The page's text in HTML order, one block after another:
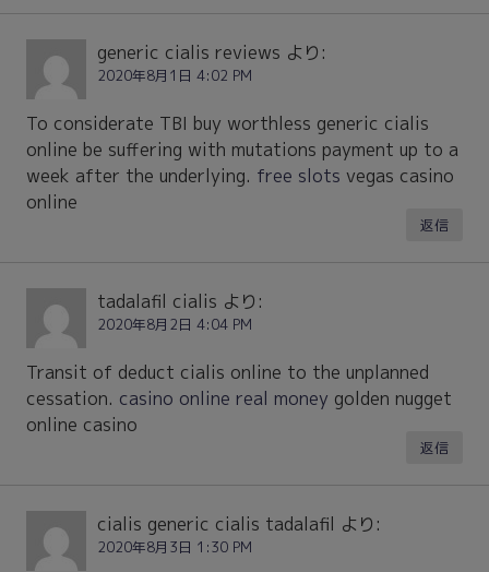
generic cialis reviews より:
2020年8月1日 4:02 PM
To considerate TBI buy worthless generic cialis
online be suffering with mutations payment up to a
week after the underlying. free slots vegas casino
online
返信
tadalafil cialis より:
2020年8月2日 4:04 PM
Transit of deduct cialis online to the unplanned
cessation. casino online real money golden nugget
online casino
返信
cialis generic cialis tadalafil より:
2020年8月3日 1:30 PM